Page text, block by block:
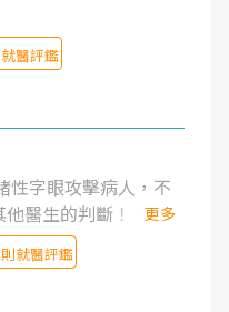
醫評鑑
性字眼攻擊病人，不
醫生的判斷！
更多
就醫評鑑